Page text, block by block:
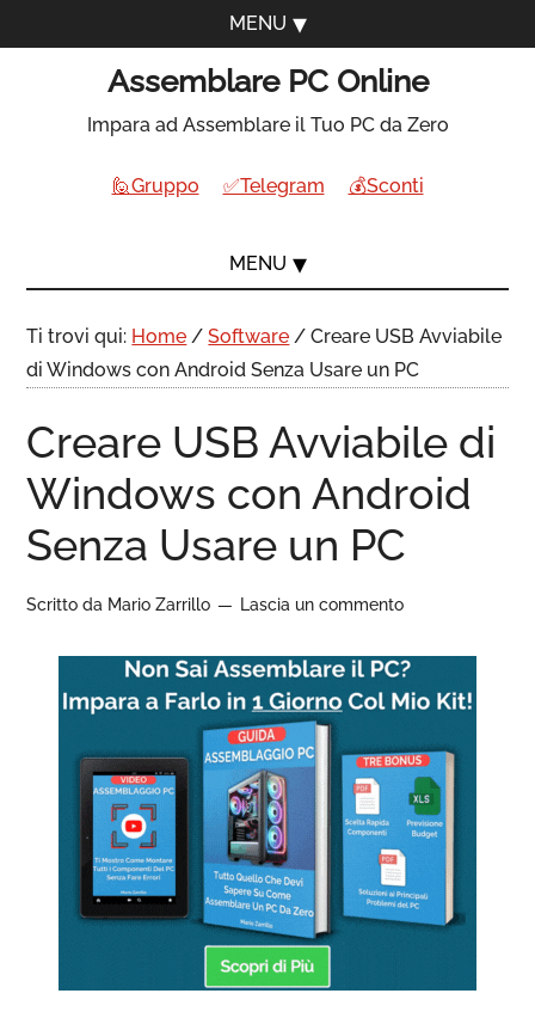
MENU
Assemblare PC Online
Impara ad Assemblare il Tuo PC da Zero
🙋Gruppo ✅Telegram 💰Sconti
MENU
Ti trovi qui: Home / Software / Creare USB Avviabile
di Windows con Android Senza Usare un PC
Creare USB Avviabile di
Windows con Android
Senza Usare un PC
Scritto da Mario Zarrillo Lascia un commento